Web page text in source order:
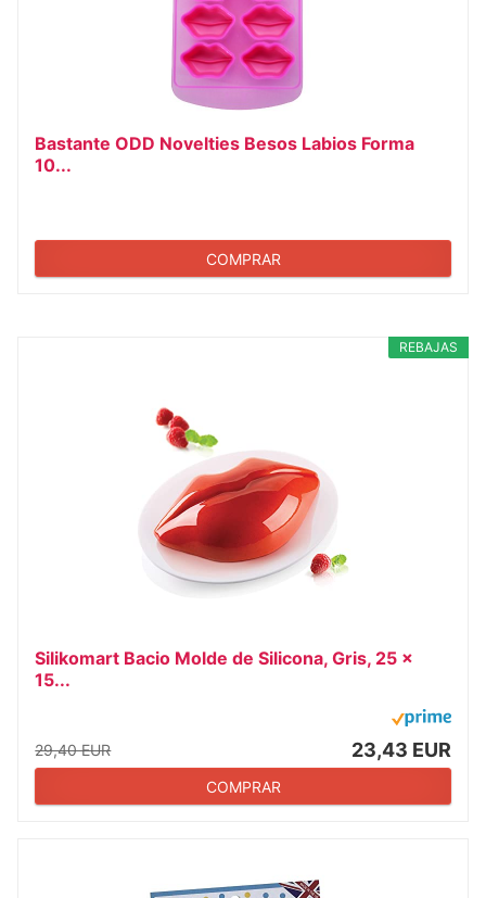
Bastante ODD Novelties Besos Labios Forma
10...
COMPRAR
REBAJAS
Silikomart Bacio Molde de Silicona, Gris, 25 x
15...
29,40 EUR 23,43 EUR
COMPRAR